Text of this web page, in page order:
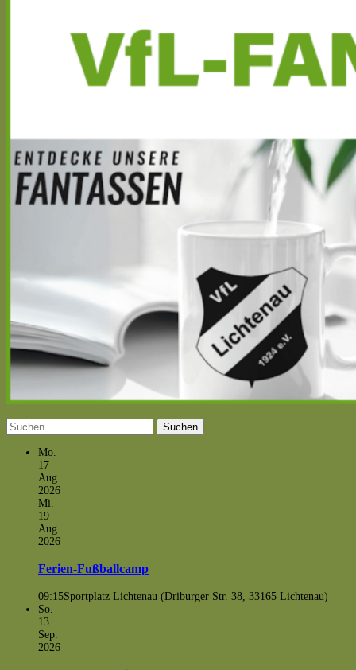
Suchen
nach:
Mo.
17
Aug.
2026
Mi.
19
Aug.
2026
Ferien-Fußballcamp
09:15Sportplatz Lichtenau (Driburger Str. 38, 33165 Lichtenau)
So.
13
Sep.
2026